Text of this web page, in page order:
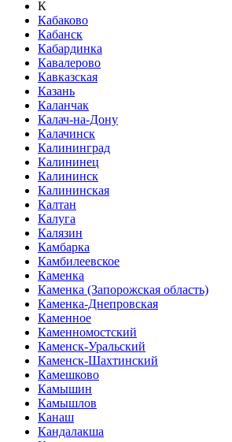
К
Кабаково
Кабанск
Кабардинка
Кавалерово
Кавказская
Казань
Каланчак
Калач-на-Дону
Калачинск
Калининград
Калининец
Калининск
Калининская
Калтан
Калуга
Калязин
Камбарка
Камбилеевское
Каменка
Каменка (Запорожская область)
Каменка-Днепровская
Каменное
Каменномостский
Каменск-Уральский
Каменск-Шахтинский
Камешково
Камышин
Камышлов
Канаш
Кандалакша